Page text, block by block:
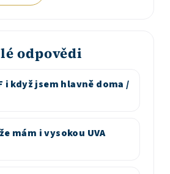
odpovědi
i když jsem hlavně doma /
mám i vysokou UVA